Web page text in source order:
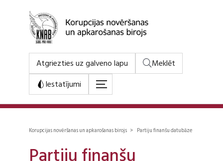
Atgriezties uz galveno lapu
Meklēt
Iestatījumi
Korupcijas novēršanas un apkarošanas birojs > Partiju finanšu datubāze